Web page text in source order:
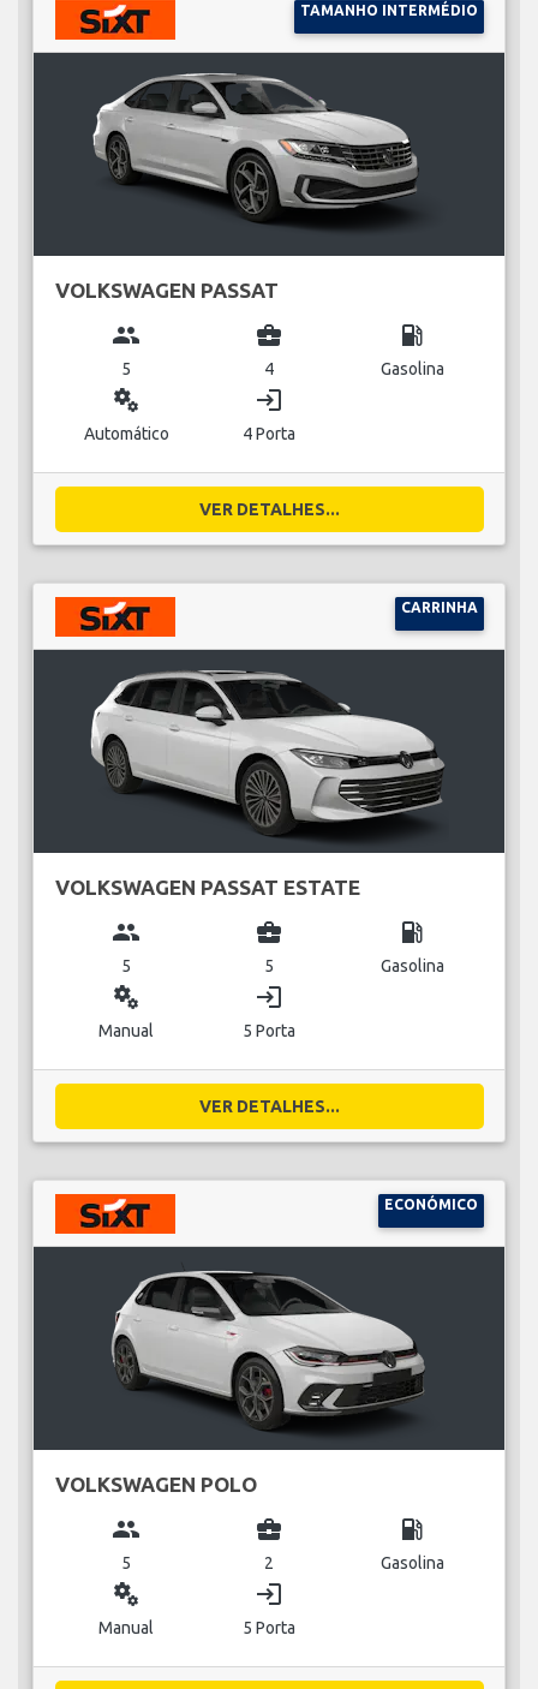
TAMANHO INTERMÉDIO
VOLKSWAGEN PASSAT
group
5
business_center
4
local_gas_station
Gasolina
miscellaneous_services
Automático
login
4 Porta
VER DETALHES...
CARRINHA
VOLKSWAGEN PASSAT ESTATE
group
5
business_center
5
local_gas_station
Gasolina
miscellaneous_services
Manual
login
5 Porta
VER DETALHES...
ECONÓMICO
VOLKSWAGEN POLO
group
5
business_center
2
local_gas_station
Gasolina
miscellaneous_services
Manual
login
5 Porta